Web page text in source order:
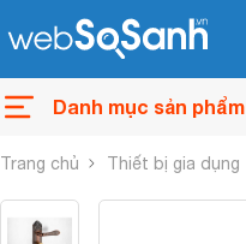
Danh mục sản phẩm
Trang chủ Thiết bị gia dụng